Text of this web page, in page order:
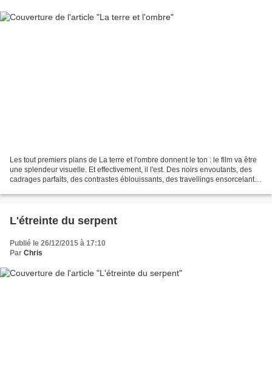
Les tout premiers plans de La terre et l'ombre donnent le ton : le film va être
une splendeur visuelle. Et effectivement, il l'est. Des noirs envoutants, des
cadrages parfaits, des contrastes éblouissants, des travellings ensorcelants,
L'étreinte du serpent
Publié le 26/12/2015 à 17:10
Par Chris